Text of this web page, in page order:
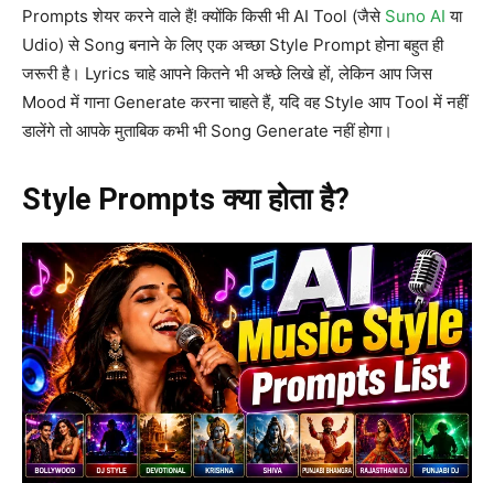
Prompts शेयर करने वाले हैं! क्योंकि किसी भी AI Tool (जैसे Suno AI या
Udio) से Song बनाने के लिए एक अच्छा Style Prompt होना बहुत ही
जरूरी है। Lyrics चाहे आपने कितने भी अच्छे लिखे हों, लेकिन आप जिस
Mood में गाना Generate करना चाहते हैं, यदि वह Style आप Tool में नहीं
डालेंगे तो आपके मुताबिक कभी भी Song Generate नहीं होगा।
Style Prompts क्या होता है?